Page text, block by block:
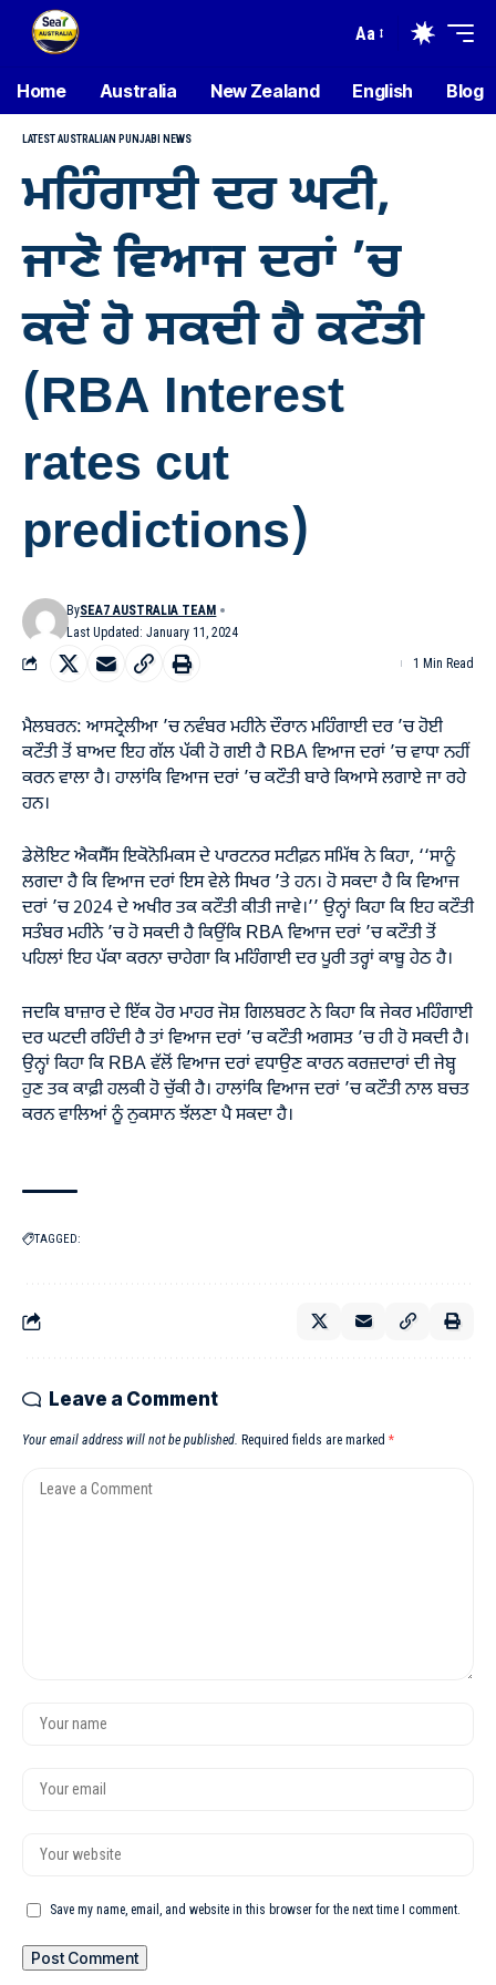
Aa
Home Australia New Zealand English Blog
LATEST AUSTRALIAN PUNJABI NEWS
ਮਹਿੰਗਾਈ ਦਰ ਘਟੀ,
ਜਾਣੋ ਵਿਆਜ ਦਰਾਂ ’ਚ
ਕਦੋਂ ਹੋ ਸਕਦੀ ਹੈ ਕਟੌਤੀ
(RBA Interest
rates cut
predictions)
Last Updated: January 11, 2024
BySEA7 AUSTRALIA TEAM
1 Min Read
ਮੈਲਬਰਨ: ਆਸਟ੍ਰੇਲੀਆ ’ਚ ਨਵੰਬਰ ਮਹੀਨੇ ਦੌਰਾਨ ਮਹਿੰਗਾਈ ਦਰ ’ਚ ਹੋਈ
ਕਟੌਤੀ ਤੋਂ ਬਾਅਦ ਇਹ ਗੱਲ ਪੱਕੀ ਹੋ ਗਈ ਹੈ RBA ਵਿਆਜ ਦਰਾਂ ’ਚ ਵਾਧਾ ਨਹੀਂ
ਕਰਨ ਵਾਲਾ ਹੈ। ਹਾਲਾਂਕਿ ਵਿਆਜ ਦਰਾਂ ’ਚ ਕਟੌਤੀ ਬਾਰੇ ਕਿਆਸੇ ਲਗਾਏ ਜਾ ਰਹੇ
ਹਨ।
ਡੇਲੋਇਟ ਐਕਸੈੱਸ ਇਕੋਨੋਮਿਕਸ ਦੇ ਪਾਰਟਨਰ ਸਟੀਫ਼ਨ ਸਮਿੱਥ ਨੇ ਕਿਹਾ, ‘‘ਸਾਨੂੰ
ਲਗਦਾ ਹੈ ਕਿ ਵਿਆਜ ਦਰਾਂ ਇਸ ਵੇਲੇ ਸਿਖਰ ’ਤੇ ਹਨ। ਹੋ ਸਕਦਾ ਹੈ ਕਿ ਵਿਆਜ
ਦਰਾਂ ’ਚ 2024 ਦੇ ਅਖੀਰ ਤਕ ਕਟੌਤੀ ਕੀਤੀ ਜਾਵੇ।’’ ਉਨ੍ਹਾਂ ਕਿਹਾ ਕਿ ਇਹ ਕਟੌਤੀ
ਸਤੰਬਰ ਮਹੀਨੇ ’ਚ ਹੋ ਸਕਦੀ ਹੈ ਕਿਉਂਕਿ RBA ਵਿਆਜ ਦਰਾਂ ’ਚ ਕਟੌਤੀ ਤੋਂ
ਪਹਿਲਾਂ ਇਹ ਪੱਕਾ ਕਰਨਾ ਚਾਹੇਗਾ ਕਿ ਮਹਿੰਗਾਈ ਦਰ ਪੂਰੀ ਤਰ੍ਹਾਂ ਕਾਬੂ ਹੇਠ ਹੈ।
ਜਦਕਿ ਬਾਜ਼ਾਰ ਦੇ ਇੱਕ ਹੋਰ ਮਾਹਰ ਜੋਸ਼ ਗਿਲਬਰਟ ਨੇ ਕਿਹਾ ਕਿ ਜੇਕਰ ਮਹਿੰਗਾਈ
ਦਰ ਘਟਦੀ ਰਹਿੰਦੀ ਹੈ ਤਾਂ ਵਿਆਜ ਦਰਾਂ ’ਚ ਕਟੌਤੀ ਅਗਸਤ ’ਚ ਹੀ ਹੋ ਸਕਦੀ ਹੈ।
ਉਨ੍ਹਾਂ ਕਿਹਾ ਕਿ RBA ਵੱਲੋਂ ਵਿਆਜ ਦਰਾਂ ਵਧਾਉਣ ਕਾਰਨ ਕਰਜ਼ਦਾਰਾਂ ਦੀ ਜੇਬ੍ਹ
ਹੁਣ ਤਕ ਕਾਫ਼ੀ ਹਲਕੀ ਹੋ ਚੁੱਕੀ ਹੈ। ਹਾਲਾਂਕਿ ਵਿਆਜ ਦਰਾਂ ’ਚ ਕਟੌਤੀ ਨਾਲ ਬਚਤ
ਕਰਨ ਵਾਲਿਆਂ ਨੂੰ ਨੁਕਸਾਨ ਝੱਲਣਾ ਪੈ ਸਕਦਾ ਹੈ।
TAGGED:
Leave a Comment
Your email address will not be published. Required fields are marked *
Save my name, email, and website in this browser for the next time I comment.